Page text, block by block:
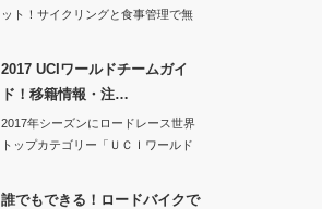
ット！サイクリングと食事管理で無
2017 UCIワールドチームガイ
ド！移籍情報・注…
2017年シーズンにロードレース世界
トップカテゴリー「ＵＣＩワールド
誰でもできる！ロードバイクで